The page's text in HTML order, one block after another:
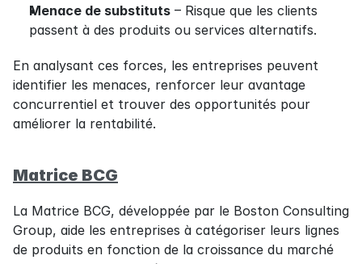
Menace de substituts – Risque que les clients
passent à des produits ou services alternatifs.
En analysant ces forces, les entreprises peuvent
identifier les menaces, renforcer leur avantage
concurrentiel et trouver des opportunités pour
améliorer la rentabilité.
Matrice BCG
La Matrice BCG, développée par le Boston Consulting
Group, aide les entreprises à catégoriser leurs lignes
de produits en fonction de la croissance du marché